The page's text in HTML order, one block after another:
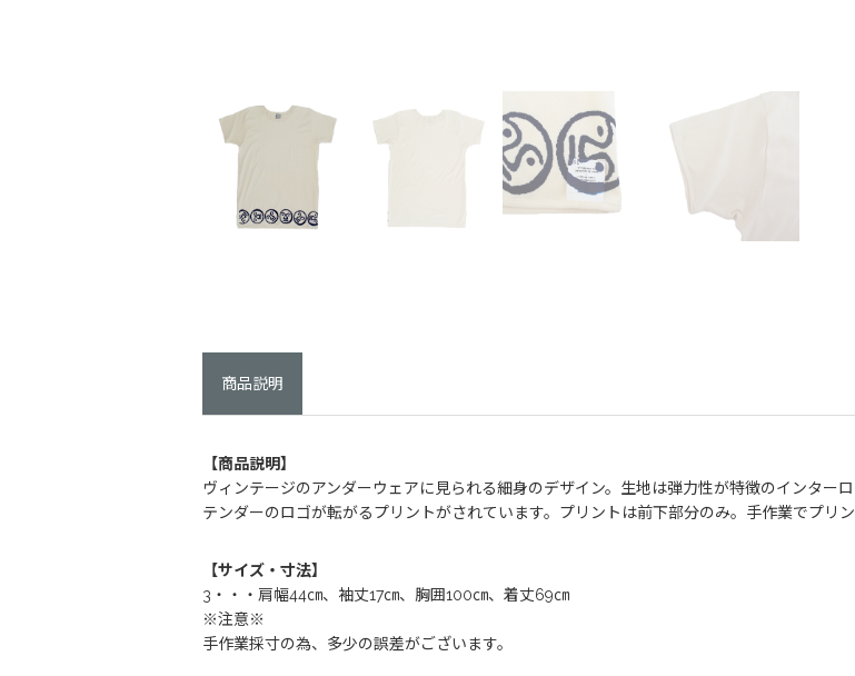
商品説明
【商品説明】
ヴィンテージのアンダーウェアに見られる細身のデザイン。生地は弾力性が特徴のインターロ
テンダーのロゴが転がるプリントがされています。プリントは前下部分のみ。手作業でプリ
【サイズ・寸法】
3・・・肩幅44㎝、袖丈17㎝、胸囲100㎝、着丈69㎝
※注意※
手作業採寸の為、多少の誤差がございます。